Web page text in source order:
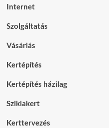
Internet
Szolgáltatás
Vásárlás
Kertépítés
Kertépítés házilag
Sziklakert
Kerttervezés